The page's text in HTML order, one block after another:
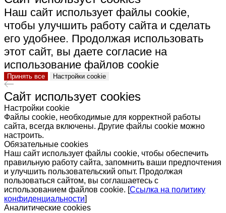
Наш сайт использует файлы cookie,
чтобы улучшить работу сайта и сделать
его удобнее. Продолжая использовать
этот сайт, вы даете согласие на
использование файлов cookie
Принять все Настройки cookie
Сайт использует cookies
Настройки cookie
Файлы cookie, необходимые для корректной работы
сайта, всегда включены. Другие файлы cookie можно
настроить.
Обязательные cookies
Наш сайт использует файлы cookie, чтобы обеспечить
правильную работу сайта, запомнить ваши предпочтения
и улучшить пользовательский опыт. Продолжая
пользоваться сайтом, вы соглашаетесь с
использованием файлов cookie. [Ссылка на политику
конфиденциальности]
Аналитические cookies